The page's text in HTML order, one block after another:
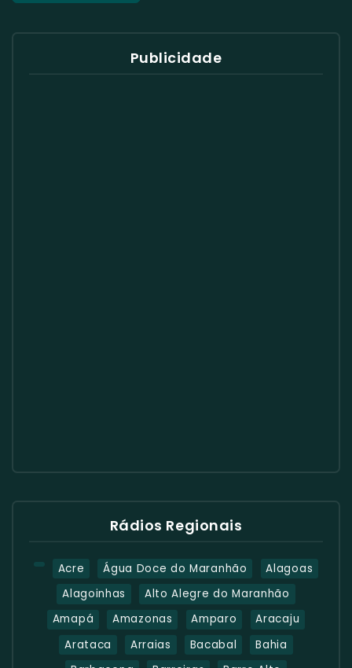
Publicidade
Rádios Regionais
Acre Água Doce do Maranhão
Alagoas
Alagoinhas
Alto Alegre do Maranhão
Amapá
Amazonas Amparo
Aracaju
Arataca
Arraias Bacabal
Bahia